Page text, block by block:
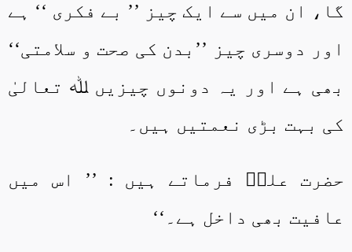
گا، ان میں سے ایک چیز ’’ بے فکری ‘‘ ہے
اور دوسری چیز ’’بدن کی صحت و سلامتی‘‘
بھی ہے اور یہ دونوں چیزیں ﷲ تعالیٰ
کی بہت بڑی نعمتیں ہیں۔
حضرت علیؓ فرماتے ہیں : ’’ اس میں
عافیت بھی داخل ہے۔‘‘